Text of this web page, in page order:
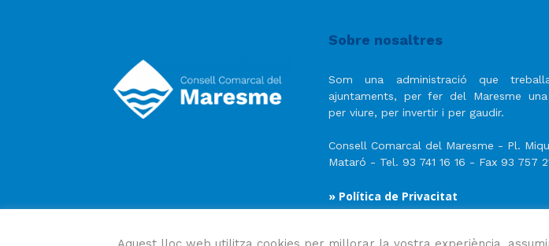
Sobre nosaltres
Som una administració que
ajuntaments, per fer del Maresme una
per viure, per invertir i per gaudir.
Consell Comarcal del Maresme - Pl.
Mataró - Tel. 93 741 16 16 - Fax 93 757
» Política de Privacitat